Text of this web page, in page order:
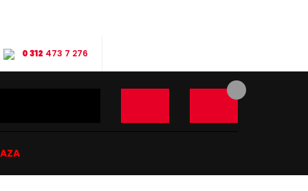
0 312 473 7 276